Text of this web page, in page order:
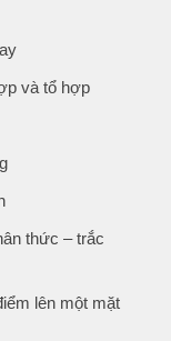
và tổ hợp
thức – trắc
lên một mặt